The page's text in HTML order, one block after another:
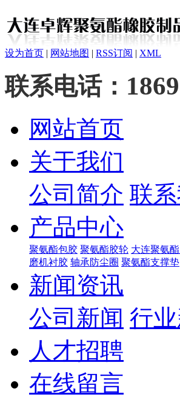
设为首页 | 网站地图 | RSS订阅 | XML
联系电话：
网站首页
关于我们
公司简介 联
产品中心
聚氨酯包胶 聚氨酯胶轮 大连聚氨
磨机衬胶 轴承防尘圈 聚氨酯支撑垫
新闻资讯
公司新闻 行
人才招聘
在线留言